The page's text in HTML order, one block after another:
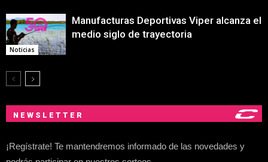
Noticias
Manufacturas Deportivas Viper alcanza el
medio siglo de trayectoria
NEWSLETTER
¡Regístrate! Te mantendremos informado de las novedades y